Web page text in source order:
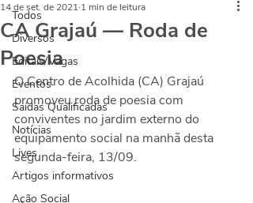
Todos
Diversos
Editais/Vagas
Eventos
Saídas Qualificadas
Notícias
Lives
Artigos informativos
Ação Social
CA Grajaú — Roda de
Poesia
14 de set. de 2021 1 min de leitura
O Centro de Acolhida (CA) Grajaú
promoveu roda de poesia com
conviventes no jardim externo do
equipamento social na manhã desta
segunda-feira, 13/09.